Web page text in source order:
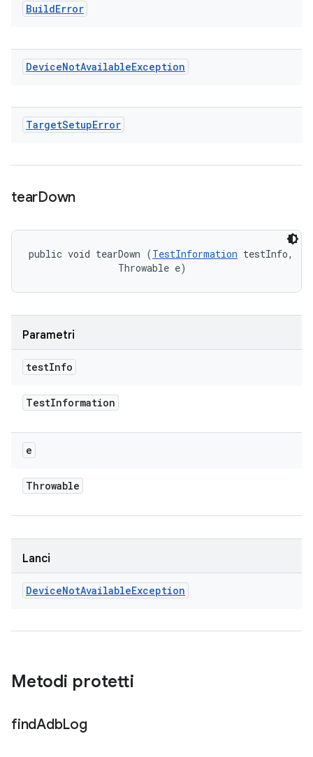
BuildError
DeviceNotAvailableException
TargetSetupError
tearDown
public void tearDown (TestInformation testInfo,
                Throwable e)
Parametri
testInfo
TestInformation
e
Throwable
Lanci
DeviceNotAvailableException
Metodi protetti
findAdbLog